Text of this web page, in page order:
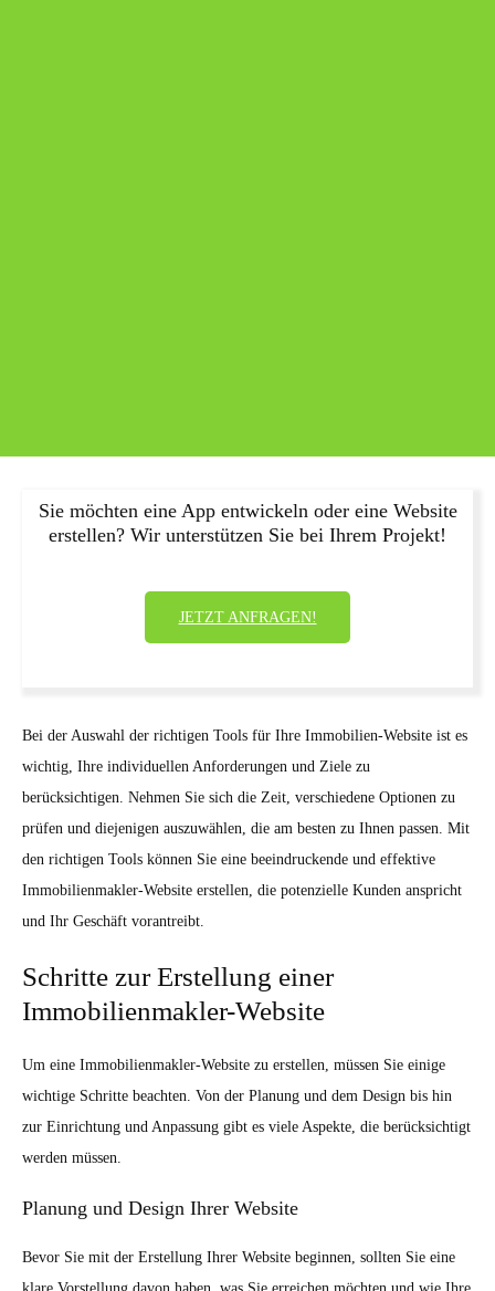
Sie möchten eine App entwickeln oder eine Website
erstellen? Wir unterstützen Sie bei Ihrem Projekt!
JETZT ANFRAGEN!
Bei der Auswahl der richtigen Tools für Ihre Immobilien-Website ist es
wichtig, Ihre individuellen Anforderungen und Ziele zu
berücksichtigen. Nehmen Sie sich die Zeit, verschiedene Optionen zu
prüfen und diejenigen auszuwählen, die am besten zu Ihnen passen. Mit
den richtigen Tools können Sie eine beeindruckende und effektive
Immobilienmakler-Website erstellen, die potenzielle Kunden anspricht
und Ihr Geschäft vorantreibt.
Schritte zur Erstellung einer
Immobilienmakler-Website
Um eine Immobilienmakler-Website zu erstellen, müssen Sie einige
wichtige Schritte beachten. Von der Planung und dem Design bis hin
zur Einrichtung und Anpassung gibt es viele Aspekte, die berücksichtigt
werden müssen.
Planung und Design Ihrer Website
Bevor Sie mit der Erstellung Ihrer Website beginnen, sollten Sie eine